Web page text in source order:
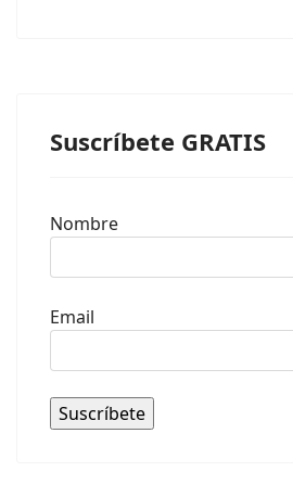
Suscríbete GRATIS
Nombre
Email